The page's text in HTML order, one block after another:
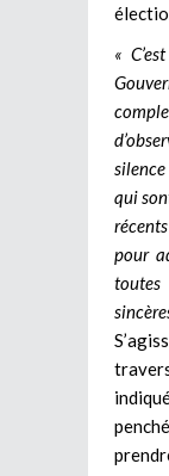
«
qui
pour